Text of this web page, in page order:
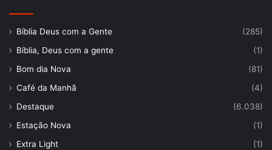
Bíblia Deus com a Gente
(285)
Bíblia, Deus com a gente
(1)
Bom dia Nova
(81)
Café da Manhã
(4)
Destaque
(6.038)
Estação Nova
(1)
Extra Light
(1)